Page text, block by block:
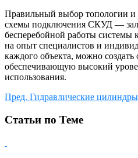
Правильный выбор топологии и
схемы подключения СКУД —
бесперебойной работы системы
на опыт специалистов и
каждого объекта, можно
обеспечивающую высокий
использования.
Пред. Гидравлические цилиндры
Статьи по Теме